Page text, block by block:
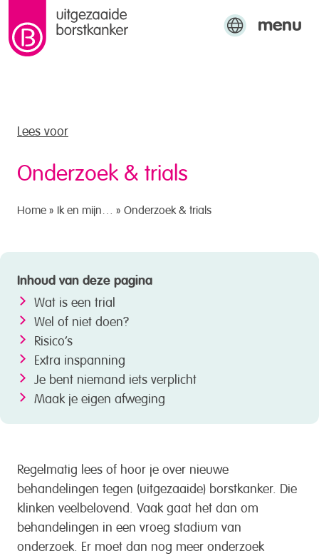
naar de inhoud menu
Lees voor
Onderzoek & trials
Home » Ik en mijn… » Onderzoek & trials
Inhoud van deze pagina
Wat is een trial
Wel of niet doen?
Risico’s
Extra inspanning
Je bent niemand iets verplicht
Maak je eigen afweging
Regelmatig lees of hoor je over nieuwe
behandelingen tegen (uitgezaaide) borstkanker. Die
klinken veelbelovend. Vaak gaat het dan om
behandelingen in een vroeg stadium van
onderzoek. Er moet dan nog meer onderzoek